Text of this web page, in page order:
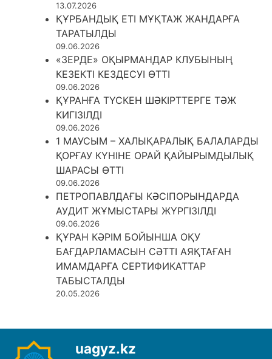
13.07.2026
ҚҰРБАНДЫҚ ЕТІ МҰҚТАЖ ЖАНДАРҒА
ТАРАТЫЛДЫ
09.06.2026
«ЗЕРДЕ» ОҚЫРМАНДАР КЛУБЫНЫҢ
КЕЗЕКТІ КЕЗДЕСУІ ӨТТІ
09.06.2026
ҚҰРАНҒА ТҮСКЕН ШӘКІРТТЕРГЕ ТӘЖ
КИГІЗІЛДІ
09.06.2026
1 МАУСЫМ – ХАЛЫҚАРАЛЫҚ БАЛАЛАРДЫ
ҚОРҒАУ КҮНІНЕ ОРАЙ ҚАЙЫРЫМДЫЛЫҚ
ШАРАСЫ ӨТТІ
09.06.2026
ПЕТРОПАВЛДАҒЫ КӘСІПОРЫНДАРДА
АУДИТ ЖҰМЫСТАРЫ ЖҮРГІЗІЛДІ
09.06.2026
ҚҰРАН КӘРІМ БОЙЫНША ОҚУ
БАҒДАРЛАМАСЫН СӘТТІ АЯҚТАҒАН
ИМАМДАРҒА СЕРТИФИКАТТАР
ТАБЫСТАЛДЫ
20.05.2026
uagyz.kz